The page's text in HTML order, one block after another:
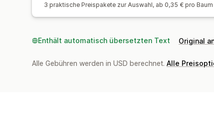
3 praktische Preispakete zur Auswahl, ab 0,35 € pro
Enthält automatisch übersetzten Text Original
Alle Gebühren werden in USD berechnet. Alle